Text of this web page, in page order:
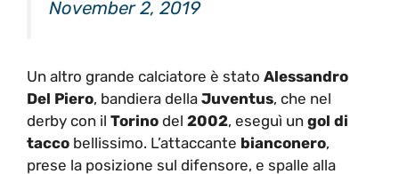
Un altro grande calciatore è stato
Del Piero , bandiera della Juventus
, che nel
derby con il Torino del 2002 , eseguì un
gol di
tacco bellissimo. L’attaccante bianconero
prese la posizione sul difensore, e spalle alla